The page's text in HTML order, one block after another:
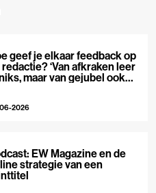
geef je elkaar feedback op
‘Van afkraken leer
maar van gejubel ook
2026
EW Magazine en de
strategie van een